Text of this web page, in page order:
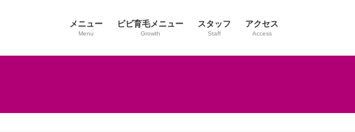
メニュー
Menu
ビビ育毛メニュー
Growth
スタッフ
Staff
アクセス
Access